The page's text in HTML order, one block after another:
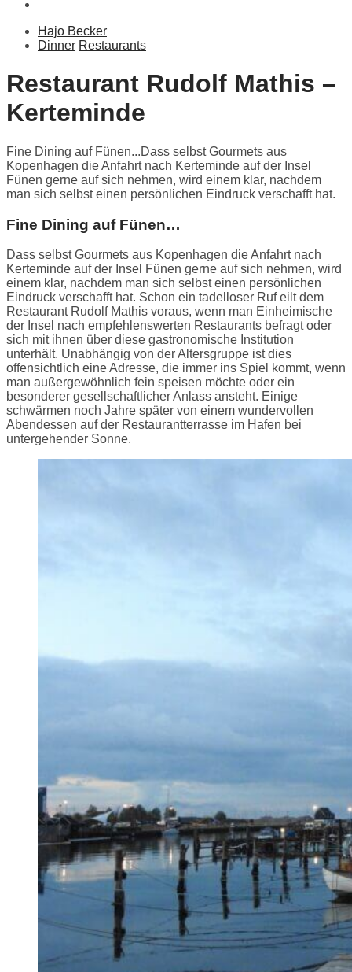
Hajo Becker
Dinner Restaurants
Restaurant Rudolf Mathis –
Kerteminde
Fine Dining auf Fünen...Dass selbst Gourmets aus
Kopenhagen die Anfahrt nach Kerteminde auf der Insel
Fünen gerne auf sich nehmen, wird einem klar, nachdem
man sich selbst einen persönlichen Eindruck verschafft hat.
Fine Dining auf Fünen…
Dass selbst Gourmets aus Kopenhagen die Anfahrt nach
Kerteminde auf der Insel Fünen gerne auf sich nehmen, wird
einem klar, nachdem man sich selbst einen persönlichen
Eindruck verschafft hat. Schon ein tadelloser Ruf eilt dem
Restaurant Rudolf Mathis voraus, wenn man Einheimische
der Insel nach empfehlenswerten Restaurants befragt oder
sich mit ihnen über diese gastronomische Institution
unterhält. Unabhängig von der Altersgruppe ist dies
offensichtlich eine Adresse, die immer ins Spiel kommt, wenn
man außergewöhnlich fein speisen möchte oder ein
besonderer gesellschaftlicher Anlass ansteht. Einige
schwärmen noch Jahre später von einem wundervollen
Abendessen auf der Restaurantterrasse im Hafen bei
untergehender Sonne.